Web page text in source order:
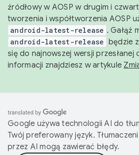
źródłowy w AOSP w drugim i
tworzenia i współtworzenia AOSP
android-latest-release . Gałąź
android-latest-release będzie
się do najnowszej wersji przesłanej
informacji znajdziesz w artykule
Google używa technologii AI do
Twój preferowany język.
przez AI mogą zawierać błędy.